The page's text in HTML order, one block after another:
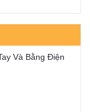
Và Bằng Điện